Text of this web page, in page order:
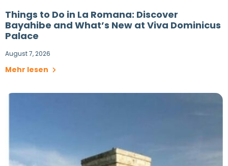
Things to Do in La Romana: Discover
Bayahibe and What’s New at Viva Dominicus
Palace
August 7, 2026
Mehr lesen